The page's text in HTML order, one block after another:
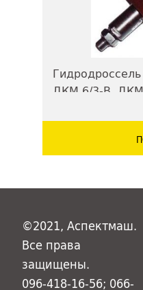
ДКМ 6/3-В,
©2021, Аспектмаш.
Все права
защищены.
096-418-16-56; 066-